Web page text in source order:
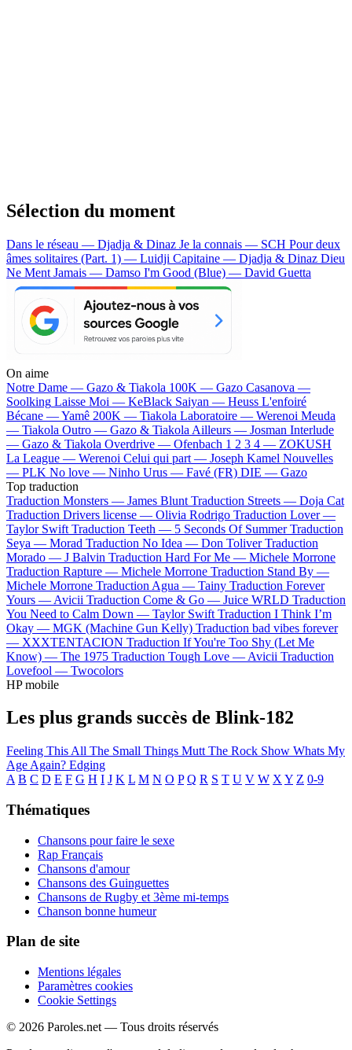
Sélection du moment
Dans le réseau — Djadja & Dinaz Je la connais — SCH Pour deux
âmes solitaires (Part. 1) — Luidji Capitaine — Djadja & Dinaz Dieu
Ne Ment Jamais — Damso I'm Good (Blue) — David Guetta
On aime
Notre Dame — Gazo & Tiakola 100K — Gazo Casanova —
Soolking Laisse Moi — KeBlack Saiyan — Heuss L'enfoiré
Bécane —Yamê 200K — Tiakola Laboratoire — Werenoi Meuda
— Tiakola Outro — Gazo & Tiakola Ailleurs — Josman Interlude
— Gazo & Tiakola Overdrive — Ofenbach 1 2 3 4 — ZOKUSH
La League — Werenoi Celui qui part — Joseph Kamel Nouvelles
— PLK No love — Ninho Urus — Favé (FR) DIE — Gazo
Top traduction
Traduction Monsters — James Blunt Traduction Streets — Doja Cat
Traduction Drivers license — Olivia Rodrigo Traduction Lover —
Taylor Swift Traduction Teeth — 5 Seconds Of Summer Traduction
Seya — Morad Traduction No Idea — Don Toliver Traduction
Morado — J Balvin Traduction Hard For Me — Michele Morrone
Traduction Rapture — Michele Morrone Traduction Stand By —
Michele Morrone Traduction Agua — Tainy Traduction Forever
Yours — Avicii Traduction Come & Go — Juice WRLD Traduction
You Need to Calm Down — Taylor Swift Traduction I Think I’m
Okay — MGK (Machine Gun Kelly) Traduction bad vibes forever
— XXXTENTACION Traduction If You're Too Shy (Let Me
Know) — The 1975 Traduction Tough Love — Avicii Traduction
Lovefool — Twocolors
HP mobile
Les plus grands succès de Blink-182
Feeling This All The Small Things Mutt The Rock Show Whats My
Age Again? Edging
A B C D E F G H I J K L M N O P Q R S T U V W X Y Z 0-9
Thématiques
Chansons pour faire le sexe
Rap Français
Chansons d'amour
Chansons des Guinguettes
Chansons de Rugby et 3ème mi-temps
Chanson bonne humeur
Plan de site
Mentions légales
Paramètres cookies
Cookie Settings
© 2026 Paroles.net — Tous droits réservés